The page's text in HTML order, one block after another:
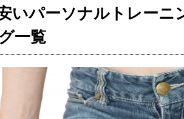
いパーソナルトレーニ
一覧